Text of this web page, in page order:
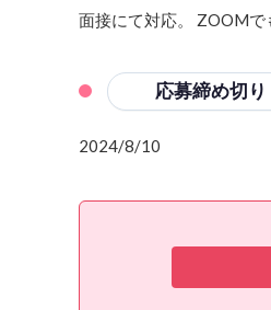
面接にて対応。 ZOOMで
応募締め切り
2024/8/10